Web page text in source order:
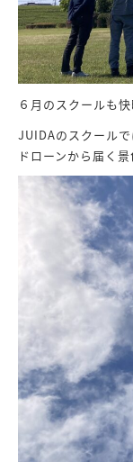
６月のスクールも快
JUIDAのスクール
ドローンから届く